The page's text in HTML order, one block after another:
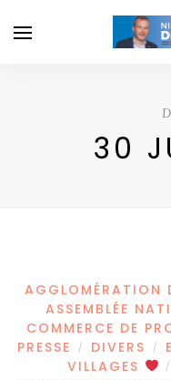
30
AGGLOMÉRATION
ASSEMBLÉE
COMMERCE DE
PRESSE
/ DIVERS /
VILLAGES
/